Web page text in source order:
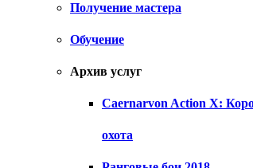
Получение мастера
Обучение
Архив услуг
Caernarvon Action X:
охота